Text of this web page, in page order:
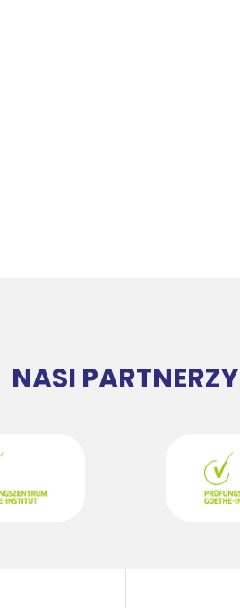
NASI PARTNERZY